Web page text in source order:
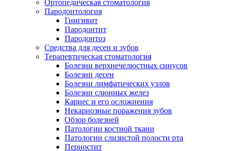
Ортопедическая стоматология
Пародонтология
Гингивит
Пародонтит
Пародонтоз
Средства для десен и зубов
Терапевтическая стоматология
Болезни верхнечелюстных синусов
Болезни десен
Болезни лимфатических узлов
Болезни слюнных желез
Кариес и его осложнения
Некариозные поражения зубов
Обзор болезней
Патологии костной ткани
Патологии слизистой полости рта
Периостит